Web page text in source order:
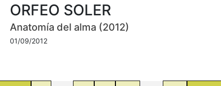
ORFEO SOLER
Anatomía del alma (2012)
01/09/2012